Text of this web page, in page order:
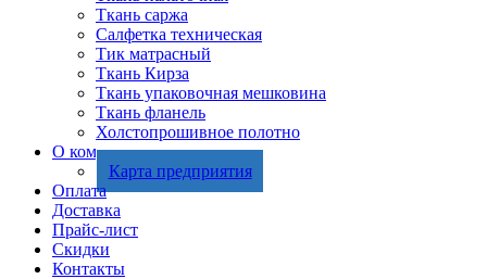
Ткань саржа
Салфетка техническая
Тик матрасный
Ткань Кирза
Ткань упаковочная мешковина
Ткань фланель
Холстопрошивное полотно
О компании
Карта предприятия
Оплата
Доставка
Прайс-лист
Скидки
Контакты